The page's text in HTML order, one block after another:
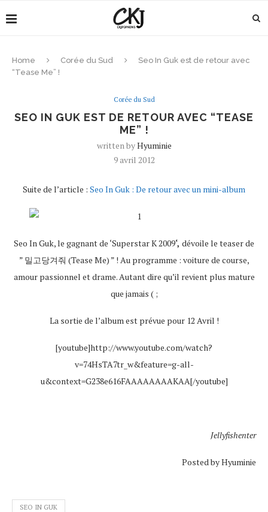
Home Corée du Sud
Seo In Guk est de retour avec
“Tease Me” !
Corée du Sud
SEO IN GUK EST DE RETOUR AVEC “TEASE
ME” !
written byHyuminie
9 avril 2012
Suite de l’article : Seo In Guk : De retour avec un mini-album
Seo In Guk, le gagnant de ‘Superstar K 2009‘, dévoile le teaser de
” 밀고당겨줘 (Tease Me) ” ! Au programme : voiture de course,
amour passionnel et drame. Autant dire qu’il revient plus mature
que jamais ( ;
La sortie de l’album est prévue pour 12 Avril !
[youtube]http://www.youtube.com/watch?
v=74HsTA7tr_w&feature=g-all-
u&context=G238e616FAAAAAAAAKAA[/youtube]
Jellyfishenter
Posted by Hyuminie
SEO IN GUK